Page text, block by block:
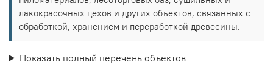
лакокрасочных цехов и других объектов, связанных с
обработкой, хранением и переработкой древесины.
Показать полный перечень объектов